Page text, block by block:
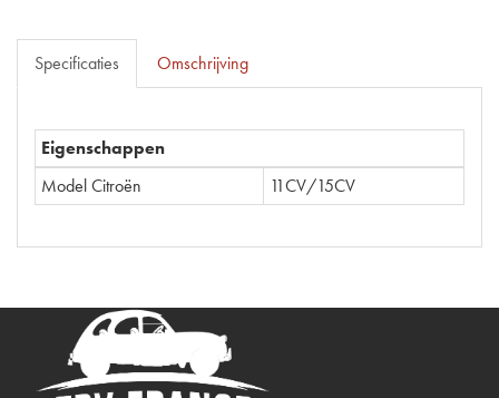
Specificaties Omschrijving
Eigenschappen
Model Citroën
11CV/15CV